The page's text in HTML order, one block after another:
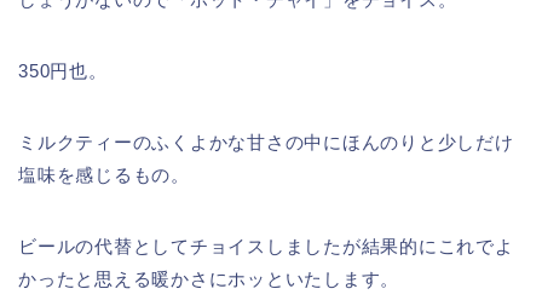
350円也。
ミルクティーのふくよかな甘さの中にほんのりと少しだけ
塩味を感じるもの。
ビールの代替としてチョイスしましたが結果的にこれでよ
かったと思える暖かさにホッといたします。